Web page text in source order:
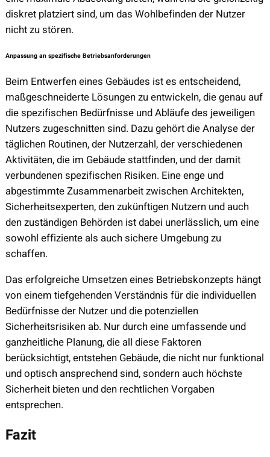
diskret platziert sind, um das Wohlbefinden der Nutzer
nicht zu stören.
Anpassung an spezifische Betriebsanforderungen
Beim Entwerfen eines Gebäudes ist es entscheidend,
maßgeschneiderte Lösungen zu entwickeln, die genau auf
die spezifischen Bedürfnisse und Abläufe des jeweiligen
Nutzers zugeschnitten sind. Dazu gehört die Analyse der
täglichen Routinen, der Nutzerzahl, der verschiedenen
Aktivitäten, die im Gebäude stattfinden, und der damit
verbundenen spezifischen Risiken. Eine enge und
abgestimmte Zusammenarbeit zwischen Architekten,
Sicherheitsexperten, den zukünftigen Nutzern und auch
den zuständigen Behörden ist dabei unerlässlich, um eine
sowohl effiziente als auch sichere Umgebung zu
schaffen.
Das erfolgreiche Umsetzen eines Betriebskonzepts hängt
von einem tiefgehenden Verständnis für die individuellen
Bedürfnisse der Nutzer und die potenziellen
Sicherheitsrisiken ab. Nur durch eine umfassende und
ganzheitliche Planung, die all diese Faktoren
berücksichtigt, entstehen Gebäude, die nicht nur funktional
und optisch ansprechend sind, sondern auch höchste
Sicherheit bieten und den rechtlichen Vorgaben
entsprechen.
Fazit